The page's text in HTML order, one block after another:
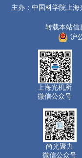
主办：中国科学院上
转载本站信
沪
上海光机所
微信公众号
尚光聚力
微信公众号